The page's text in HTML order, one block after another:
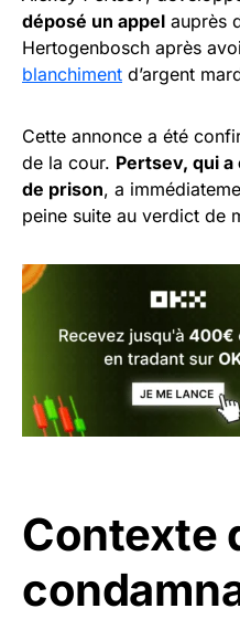
déposé un appel auprès
Hertogenbosch après
blanchiment d’argent
Cette annonce a été
de la cour. Pertsev, qui
de prison, a
peine suite au verdict de
Contexte